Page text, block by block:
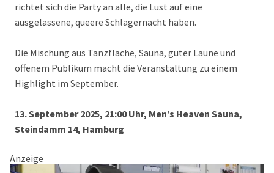
richtet sich die Party an alle, die Lust auf eine
ausgelassene, queere Schlagernacht haben.
Die Mischung aus Tanzfläche, Sauna, guter Laune und
offenem Publikum macht die Veranstaltung zu einem
Highlight im September.
13. September 2025, 21:00 Uhr, Men’s Heaven Sauna,
Steindamm 14, Hamburg
Anzeige